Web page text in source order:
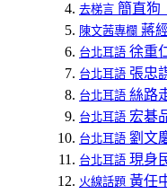
去梯言 簡直狗
陳文茜專欄 蔣
台北耳語 徐重
台北耳語 張忠
台北耳語 絲路
台北耳語 宏碁
台北耳語 劉文
台北耳語 現身
火線話題 黃任